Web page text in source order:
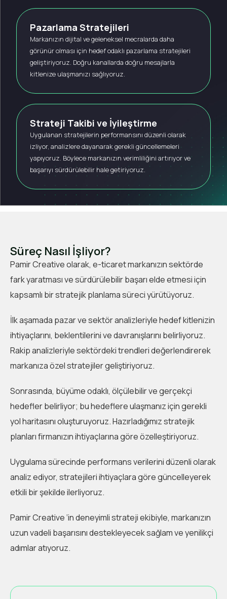
Pazarlama Stratejileri
Markanızın dijital ve geleneksel mecralarda daha
görünür olması için hedef odaklı pazarlama stratejileri
geliştiriyoruz. Doğru kanallarda doğru mesajlarla
kitlenize ulaşmanızı sağlıyoruz.
Strateji Takibi ve İyileştirme
Uygulanan stratejilerin performansını düzenli olarak
izliyor, analizlere dayanarak gerekli güncellemeleri
yapıyoruz. Böylece markanızın verimliliğini artırıyor ve
başarıyı sürdürülebilir hale getiriyoruz.
Süreç Nasıl İşliyor?
Pamir Creative olarak, e-ticaret markanızın sektörde
fark yaratması ve sürdürülebilir başarı elde etmesi için
kapsamlı bir stratejik planlama süreci yürütüyoruz.
İlk aşamada pazar ve sektör analizleriyle hedef kitlenizin
ihtiyaçlarını, beklentilerini ve davranışlarını belirliyoruz.
Rakip analizleriyle sektördeki trendleri değerlendirerek
markanıza özel stratejiler geliştiriyoruz.
Sonrasında, büyüme odaklı, ölçülebilir ve gerçekçi
hedefler belirliyor; bu hedeflere ulaşmanız için gerekli
yol haritasını oluşturuyoruz. Hazırladığımız stratejik
planları firmanızın ihtiyaçlarına göre özelleştiriyoruz.
Uygulama sürecinde performans verilerini düzenli olarak
analiz ediyor, stratejileri ihtiyaçlara göre güncelleyerek
etkili bir şekilde ilerliyoruz.
Pamir Creative ‘in deneyimli strateji ekibiyle, markanızın
uzun vadeli başarısını destekleyecek sağlam ve yenilikçi
adımlar atıyoruz.